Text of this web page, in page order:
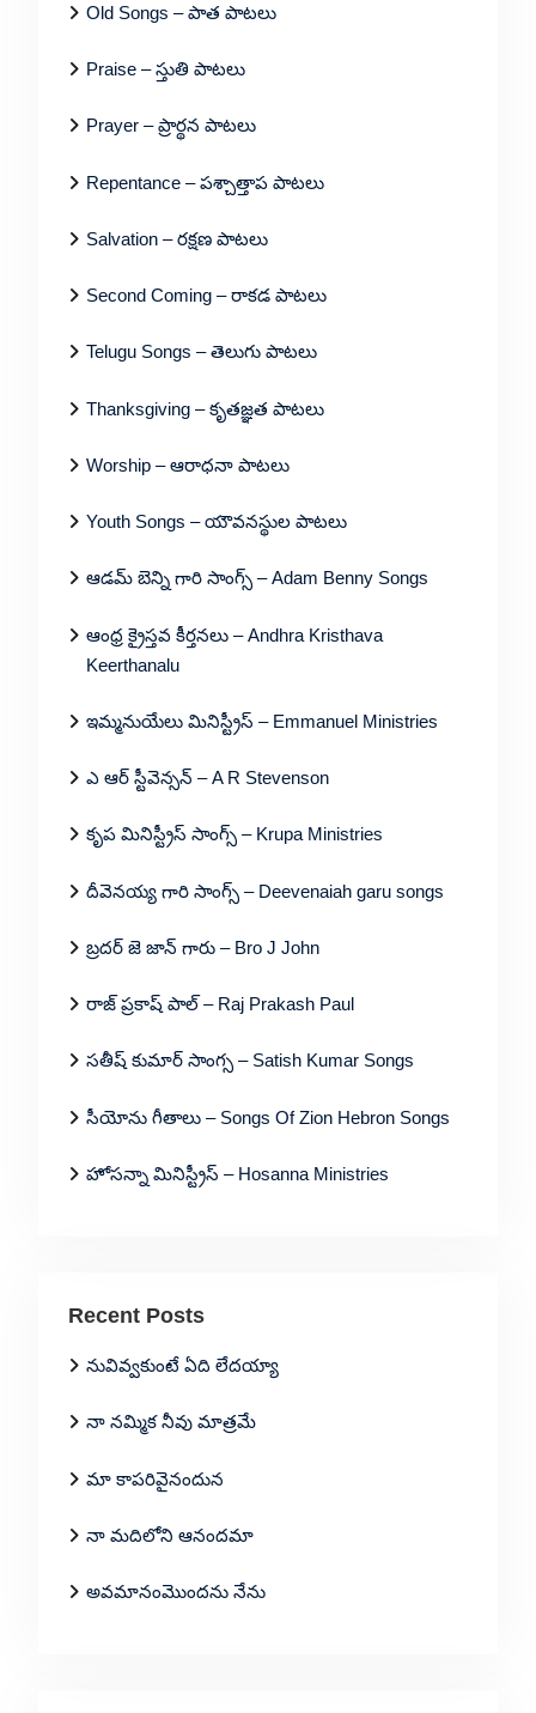
Old Songs – పాత పాటలు
Praise – స్తుతి పాటలు
Prayer – ప్రార్థన పాటలు
Repentance – పశ్చాత్తాప పాటలు
Salvation – రక్షణ పాటలు
Second Coming – రాకడ పాటలు
Telugu Songs – తెలుగు పాటలు
Thanksgiving – కృతజ్ఞత పాటలు
Worship – ఆరాధనా పాటలు
Youth Songs – యౌవనస్థుల పాటలు
ఆడమ్ బెన్ని గారి సాంగ్స్ – Adam Benny Songs
ఆంధ్ర క్రైస్తవ కీర్తనలు – Andhra Kristhava
Keerthanalu
ఇమ్మనుయేలు మినిస్ట్రీస్ – Emmanuel Ministries
ఎ ఆర్ స్టీవెన్సన్ – A R Stevenson
కృప మినిస్ట్రీస్ సాంగ్స్ – Krupa Ministries
దీవెనయ్య గారి సాంగ్స్ – Deevenaiah garu songs
బ్రదర్ జె జాన్ గారు – Bro J John
రాజ్ ప్రకాష్ పాల్ – Raj Prakash Paul
సతీష్ కుమార్ సాంగ్స – Satish Kumar Songs
సీయోను గీతాలు – Songs Of Zion Hebron Songs
హోసన్నా మినిస్ట్రీస్ – Hosanna Ministries
Recent Posts
నువివ్వకుంటే ఏది లేదయ్యా
నా నమ్మిక నీవు మాత్రమే
మా కాపరివైనందున
నా మదిలోని ఆనందమా
అవమానంమొందను నేను